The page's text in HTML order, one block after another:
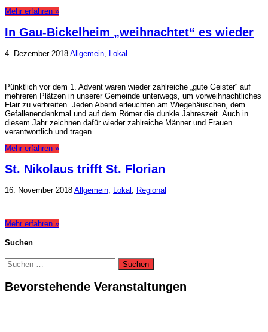
Mehr erfahren »
In Gau-Bickelheim „weihnachtet“ es wieder
4. Dezember 2018 Allgemein Lokal
Pünktlich vor dem 1. Advent waren wieder zahlreiche „gute Geister“ auf
mehreren Plätzen in unserer Gemeinde unterwegs, um vorweihnachtliches
Flair zu verbreiten. Jeden Abend erleuchten am Wiegehäuschen, dem
Gefallenendenkmal und auf dem Römer die dunkle Jahreszeit. Auch in
diesem Jahr zeichnen dafür wieder zahlreiche Männer und Frauen
verantwortlich und tragen …
Mehr erfahren »
St. Nikolaus trifft St. Florian
16. November 2018 Allgemein, Lokal , Regional
Mehr erfahren »
Suchen
Suchen
nach:
Bevorstehende Veranstaltungen